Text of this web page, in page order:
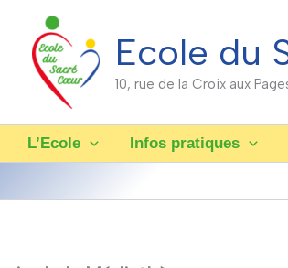
Ecole du
10, rue de la Croix aux
L’Ecole Infos pratiques